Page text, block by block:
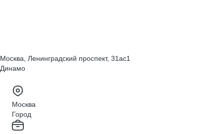
Москва, Ленинградский проспект, 31ас1
Динамо
Москва
Город